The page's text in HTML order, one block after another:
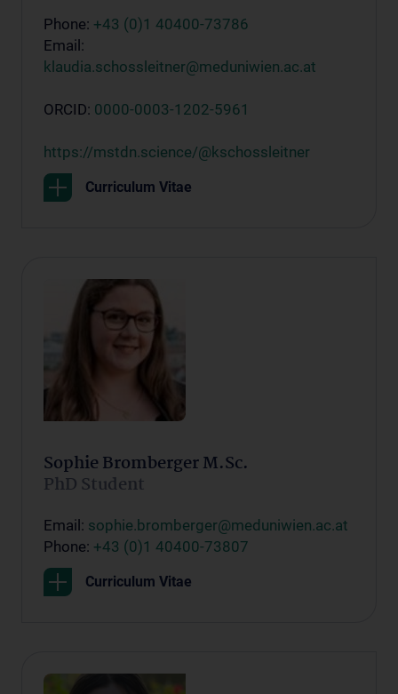
Phone: +43 (0)1 40400-73786
Email:
klaudia.schossleitner@meduniwien.ac.at
ORCID: 0000-0003-1202-5961
https://mstdn.science/@kschossleitner
Curriculum Vitae
Sophie Bromberger M.Sc.
PhD Student
Email: sophie.bromberger@meduniwien.ac.at
Phone: +43 (0)1 40400-73807
Curriculum Vitae